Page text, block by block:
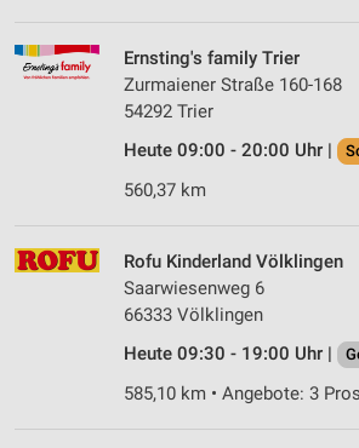
Ernsting's family Trier
Zurmaiener Straße 160-168
54292 Trier
Heute 09:00 - 20:00 Uhr |
560,37 km
Rofu Kinderland Völklingen
Saarwiesenweg 6
66333 Völklingen
Heute 09:30 - 19:00 Uhr |
585,10 km • Angebote: 3